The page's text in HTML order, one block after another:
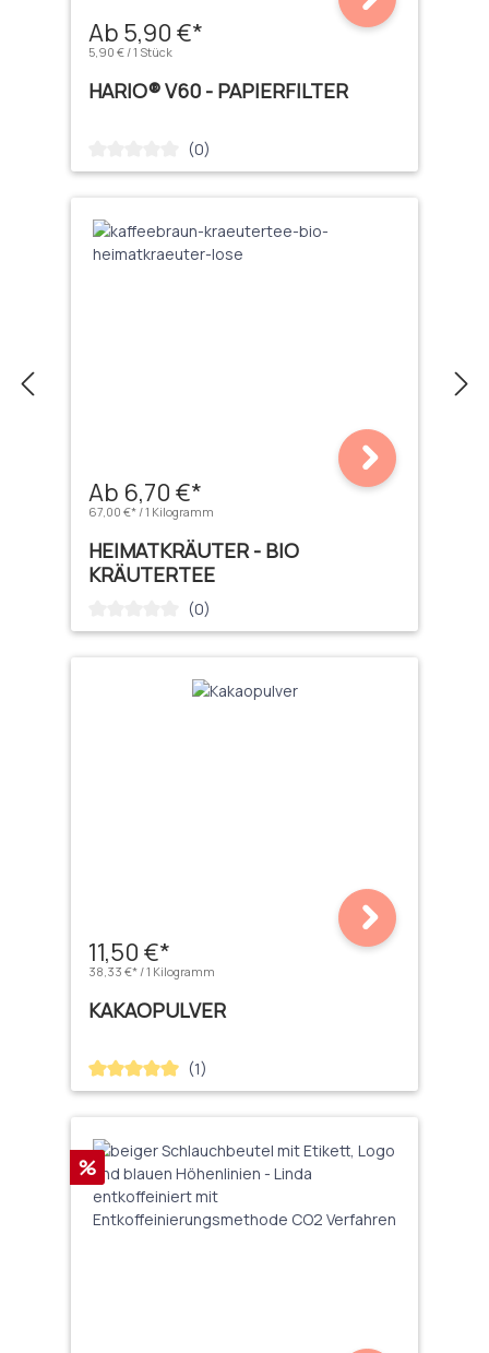
Ab 5,90 €*
5,90 € / 1 Stück
HARIO® V60 - PAPIERFILTER
Durchschnittliche Bewertung von 0 von 5 Sternen
(0)
Ab 6,70 €*
67,00 €* / 1 Kilogramm
HEIMATKRÄUTER - BIO
KRÄUTERTEE
Durchschnittliche Bewertung von 0 von 5 Sternen
(0)
11,50 €*
38,33 €* / 1 Kilogramm
KAKAOPULVER
Durchschnittliche Bewertung von 5 von 5 Sternen
(1)
Rabatt
%